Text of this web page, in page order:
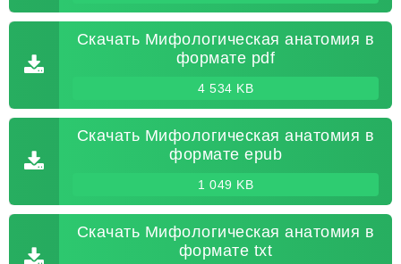
Скачать Мифологическая анатомия в
формате pdf
4 534 KB
Скачать Мифологическая анатомия в
формате epub
1 049 KB
Скачать Мифологическая анатомия в
формате txt